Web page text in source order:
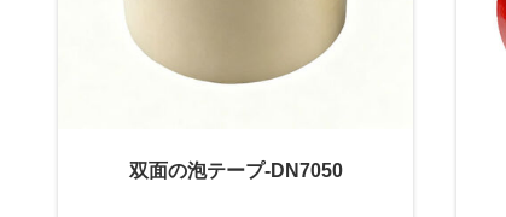
双面の泡テープ-DN7050